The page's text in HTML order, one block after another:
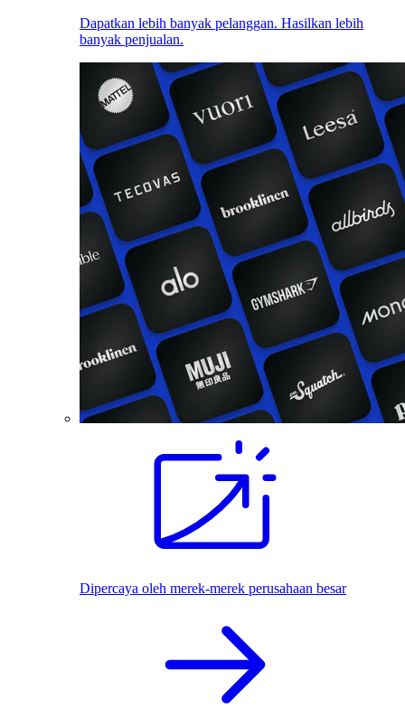
Dapatkan lebih banyak pelanggan. Hasilkan lebih
banyak penjualan.
Dipercaya oleh merek-merek perusahaan besar